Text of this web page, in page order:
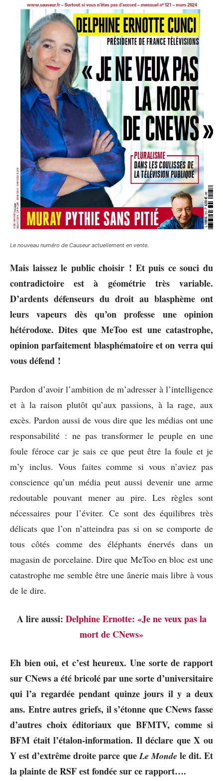
Le nouveau numéro de Causeur actuellement en vente.
Mais laissez le public choisir ! Et puis ce souci du
contradictoire est à géométrie très variable.
D’ardents défenseurs du droit au blasphème ont
leurs vapeurs dès qu’on professe une opinion
hétérodoxe. Dites que MeToo est une catastrophe,
opinion parfaitement blasphématoire et on verra qui
vous défend !
Pardon d’avoir l’ambition de m’adresser à l’intelligence
et à la raison plutôt qu’aux passions, à la rage, aux
excès. Pardon aussi de vous dire que les médias ont une
responsabilité : ne pas transformer le peuple en une
foule féroce car je sais ce que peut être la foule et je
m’y inclus. Vous faites comme si vous n’aviez pas
conscience qu’un média peut aussi devenir une arme
redoutable pouvant mener au pire. Les règles sont
nécessaires pour l’éviter. Ce sont des équilibres très
délicats que l’on n’atteindra pas si on se comporte de
tous côtés comme des éléphants énervés dans un
magasin de porcelaine. Dire que MeToo en bloc est une
catastrophe me semble être une ânerie mais libre à vous
de le dire.
A lire aussi: Delphine Ernotte: «Je ne veux pas la
mort de CNews»
Eh bien oui, et c’est heureux. Une sorte de rapport
sur CNews a été bricolé par une sorte d’universitaire
qui l’a regardée pendant quinze jours il y a deux
ans. Entre autres griefs, il s’étonne que CNews fasse
d’autres choix éditoriaux que BFMTV, comme si
BFM était l’étalon-information. Il déclare que X ou
Y est d’extrême droite parce queLe Monde le dit. Et
la plainte de RSF est fondée sur ce rapport….